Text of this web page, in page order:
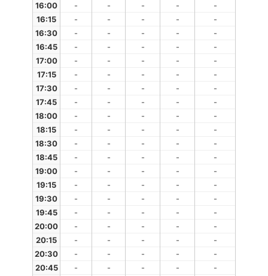
16:00
- - - -
-
16:15
- - - -
-
16:30
- - - -
-
16:45
- - - -
-
17:00
- - - -
-
17:15
- - - -
-
17:30
- - - -
-
17:45
- - - -
-
18:00
- - - -
-
18:15
- - - -
-
18:30
- - - -
-
18:45
- - - -
-
19:00
- - - -
-
19:15
- - - -
-
19:30
- - - -
-
19:45
- - - -
-
20:00
- - - -
-
20:15
- - - -
-
20:30
- - - -
-
20:45
- - - -
-